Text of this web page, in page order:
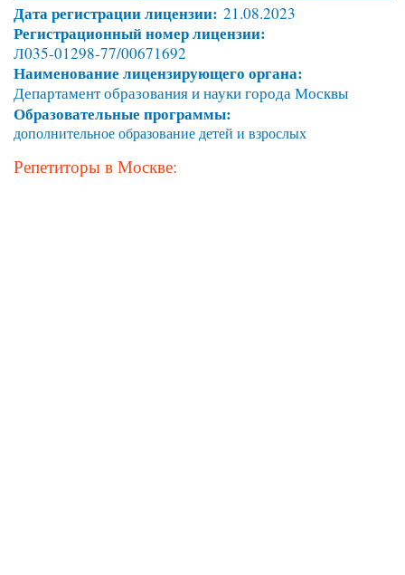
Дата регистрации лицензии: 21.08.2023
Регистрационный номер лицензии:
Л035-01298-77/00671692
Наименование лицензирующего органа:
Департамент образования и науки города Москвы
Образовательные программы:
дополнительное образование детей и взрослых
Репетиторы в Москве: